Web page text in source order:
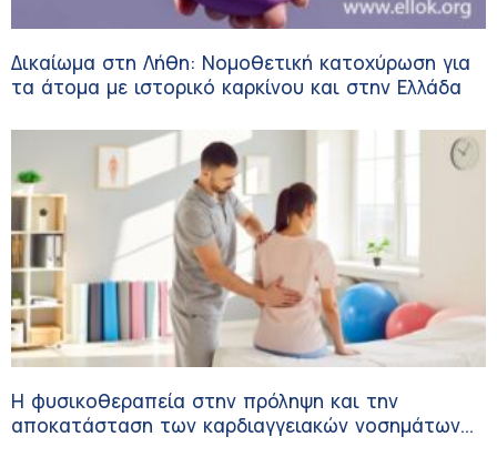
Δικαίωμα στη Λήθη: Νομοθετική κατοχύρωση για
τα άτομα με ιστορικό καρκίνου και στην Ελλάδα
Η φυσικοθεραπεία στην πρόληψη και την
αποκατάσταση των καρδιαγγειακών νοσημάτων